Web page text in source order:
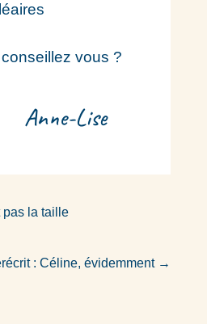
vous ?
Anne-Lise
pas la taille
: Céline, évidemment→